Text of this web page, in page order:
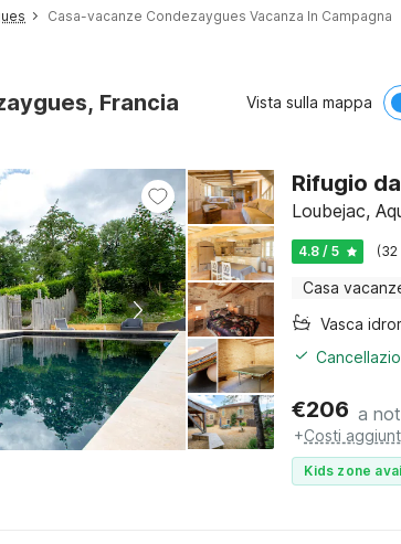
Casa-vacanze Condezaygues Vacanza In Campagna
Francia Vista sulla mappa
Rifugio
Loubejac,
4.8 / 5
Casa
€206 a
+Costi
Kids zone